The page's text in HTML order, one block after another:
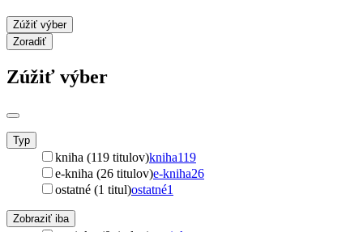
Zúžiť výber
Zoradiť
Zúžiť výber
Typ
kniha (119 titulov)kniha119
e-kniha (26 titulov)e-kniha26
ostatné (1 titul)ostatné1
Zobraziť iba